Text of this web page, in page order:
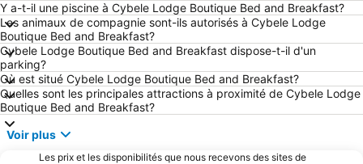
Y a-t-il une piscine à Cybele Lodge Boutique Bed and Breakfast?
Les animaux de compagnie sont-ils autorisés à Cybele Lodge
Boutique Bed and Breakfast?
Cybele Lodge Boutique Bed and Breakfast dispose-t-il d'un
parking?
Où est situé Cybele Lodge Boutique Bed and Breakfast?
Quelles sont les principales attractions à proximité de Cybele Lodge
Boutique Bed and Breakfast?
Voir plus
Les prix et les disponibilités que nous recevons des sites de